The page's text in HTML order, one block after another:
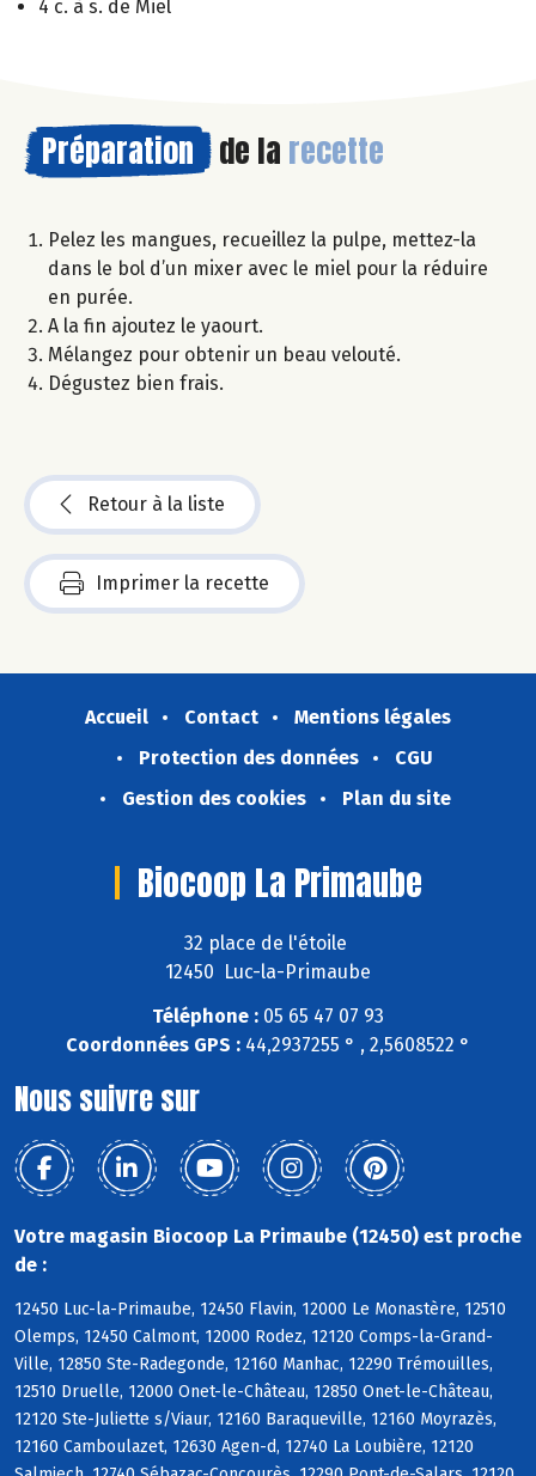
4 c. à s. de Miel
Préparation de la recette
Pelez les mangues, recueillez la pulpe, mettez-la
dans le bol d’un mixer avec le miel pour la réduire
en purée.
A la fin ajoutez le yaourt.
Mélangez pour obtenir un beau velouté.
Dégustez bien frais.
Retour à la liste
Imprimer la recette
Accueil Contact
Mentions légales
Protection des données
CGU
Gestion des cookies
Plan du site
Biocoop La Primaube
32 place de l'étoile
12450 Luc-la-Primaube
Téléphone : 05 65 47 07 93
Coordonnées GPS : 44,2937255 ° , 2,5608522 °
Nous suivre sur
Votre magasin Biocoop La Primaube (12450) est proche
de :
12450 Luc-la-Primaube, 12450 Flavin, 12000 Le Monastère, 12510
Olemps, 12450 Calmont, 12000 Rodez, 12120 Comps-la-Grand-
Ville, 12850 Ste-Radegonde, 12160 Manhac, 12290 Trémouilles,
12510 Druelle, 12000 Onet-le-Château, 12850 Onet-le-Château,
12120 Ste-Juliette s/Viaur, 12160 Baraqueville, 12160 Moyrazès,
12160 Camboulazet, 12630 Agen-d, 12740 La Loubière, 12120